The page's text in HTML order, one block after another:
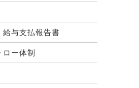
給与支払報告書
ー体制